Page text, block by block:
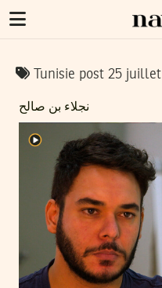
Tunisie post 25 juillet
نجلاء بن صالح